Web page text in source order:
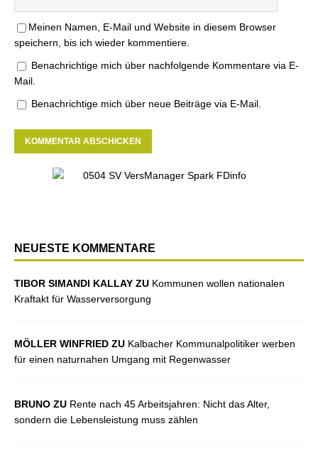
Meinen Namen, E-Mail und Website in diesem Browser
speichern, bis ich wieder kommentiere.
Benachrichtige mich über nachfolgende Kommentare via E-
Mail.
Benachrichtige mich über neue Beiträge via E-Mail.
NEUESTE KOMMENTARE
TIBOR SIMANDI KALLAY ZU Kommunen wollen nationalen
Kraftakt für Wasserversorgung
MÖLLER WINFRIED ZU Kalbacher Kommunalpolitiker werben
für einen naturnahen Umgang mit Regenwasser
BRUNO ZU Rente nach 45 Arbeitsjahren: Nicht das Alter,
sondern die Lebensleistung muss zählen